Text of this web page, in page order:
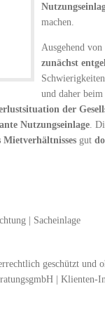
machen.
Ausgehend
zunächst
und daher
der
Nutzungseinlage .
Mietverhältnisses gut
| Sacheinlage
geschützt und
| Klienten-